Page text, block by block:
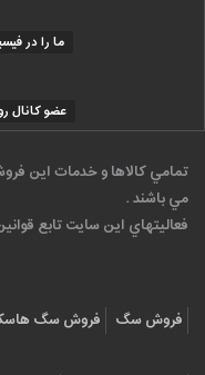
ما را در
عضو کانال
تمامي كالاها و خدمات اين
مي باشند .
فعاليتهاي اين سايت تابع
فروش سگ فروش سگ